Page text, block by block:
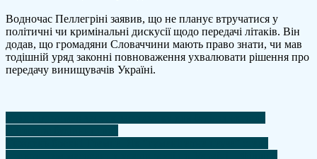
Водночас Пеллегріні заявив, що не планує втручатися у
політичні чи кримінальні дискусії щодо передачі літаків. Він
додав, що громадяни Словаччини мають право знати, чи мав
тодішній уряд законні повноваження ухвалювати рішення про
передачу винищувачів Україні.
Навігація
записів